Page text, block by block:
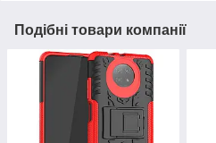
Подібні товари компанії